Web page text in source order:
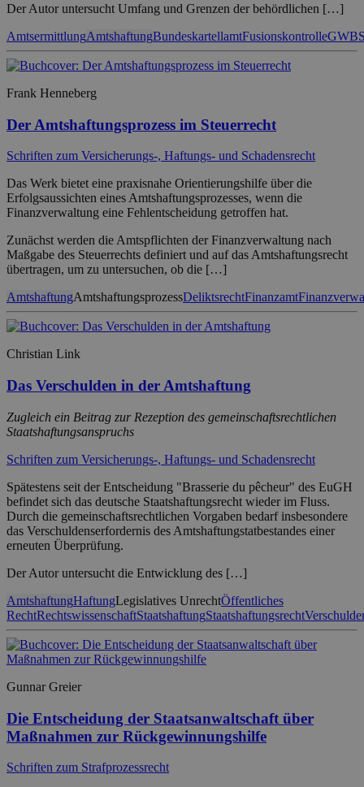
Der Autor untersucht Umfang und Grenzen der behördlichen […]
AmtsermittlungAmtshaftungBundeskartellamtFusionskontrolleGWB
Frank Henneberg
Der Amtshaftungsprozess im Steuerrecht
Schriften zum Versicherungs-, Haftungs- und Schadensrecht
Das Werk bietet eine praxisnahe Orientierungshilfe über die
Erfolgsaussichten eines Amtshaftungsprozesses, wenn die
Finanzverwaltung eine Fehlentscheidung getroffen hat.
Zunächst werden die Amtspflichten der Finanzverwaltung nach
Maßgabe des Steuerrechts definiert und auf das Amtshaftungsrecht
übertragen, um zu untersuchen, ob die […]
AmtshaftungAmtshaftungsprozessDeliktsrechtFinanzamt
Christian Link
Das Verschulden in der Amtshaftung
Zugleich ein Beitrag zur Rezeption des gemeinschaftsrechtlichen
Staatshaftungsanspruchs
Schriften zum Versicherungs-, Haftungs- und Schadensrecht
Spätestens seit der Entscheidung "Brasserie du pêcheur" des EuGH
befindet sich das deutsche Staatshaftungsrecht wieder im Fluss.
Durch die gemeinschaftsrechtlichen Vorgaben bedarf insbesondere
das Verschuldenserfordernis des Amtshaftungstatbestandes einer
erneuten Überprüfung.
Der Autor untersucht die Entwicklung des […]
AmtshaftungHaftungLegislatives UnrechtÖffentliches
RechtRechtswissenschaftStaatshaftungStaatshaftungsrecht
Gunnar Greier
Die Entscheidung der Staatsanwaltschaft über
Maßnahmen zur Rückgewinnungshilfe
Schriften zum Strafprozessrecht